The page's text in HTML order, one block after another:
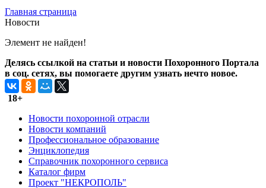
Главная страница
Новости
Элемент не найден!
Делясь ссылкой на статьи и новости Похоронного Портала
в соц. сетях, вы помогаете другим узнать нечто новое.
18+
Новости похоронной отрасли
Новости компаний
Профессиональное образование
Энциклопедия
Справочник похоронного сервиса
Каталог фирм
Проект "НЕКРОПОЛЬ"